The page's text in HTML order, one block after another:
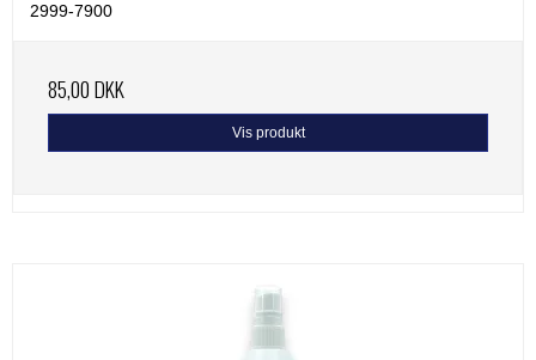
2999-7900
85,00 DKK
Vis produkt